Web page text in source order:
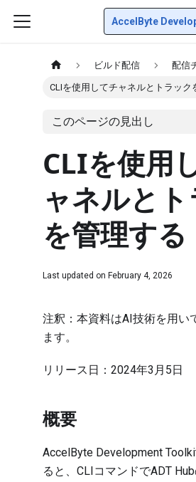
AccelByte
ビルド配信 配信
CLIを使用してチャネルとトラック
このページの見出し
CLIを使用
ャネルと
を管理する
Last updated on February 4, 2026
注釈：本資料はAI技術を用い
ます。
リリース日：2024年3月5日
概要
AccelByte Development
ると、CLIコマンドでADT